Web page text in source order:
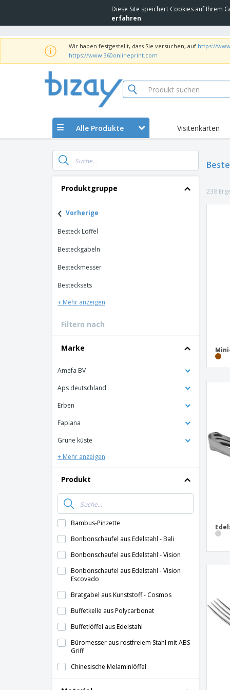
Diese Site speichert Cookies auf Ihrem
erfahren.
Wir haben festgestellt, dass Sie versuchen, auf https://
https://www.360onlineprint.com
Alle Produkte Visitenkarten
Produktgruppe
‹ Vorherige
Besteck Löffel
Besteckgabeln
Besteckmesser
Bestecksets
+ Mehr anzeigen
Filtern nach
Marke
Amefa BV
Aps deutschland
Erben
Faplana
Grüne küste
+ Mehr anzeigen
Produkt
Bambus-Pinzette
Bonbonschaufel aus Edelstahl - Bali
Bonbonschaufel aus Edelstahl - Vision
Bonbonschaufel aus Edelstahl - Vision
Escovado
Bratgabel aus Kunststoff - Cosmos
Buffetkelle aus Polycarbonat
Buffetlöffel aus Edelstahl
Büromesser aus rostfreiem Stahl mit ABS-
Griff
Chinesische Melaminlöffel
238